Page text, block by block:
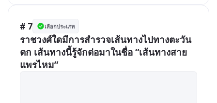
# 7 เลือกประเภท
ราชวงศ์ใดมีการสำรวจเส้นทางไปทางตะวัน
ตก เส้นทางนี้รู้จักต่อมาในชื่อ “เส้นทางสาย
แพรไหม”